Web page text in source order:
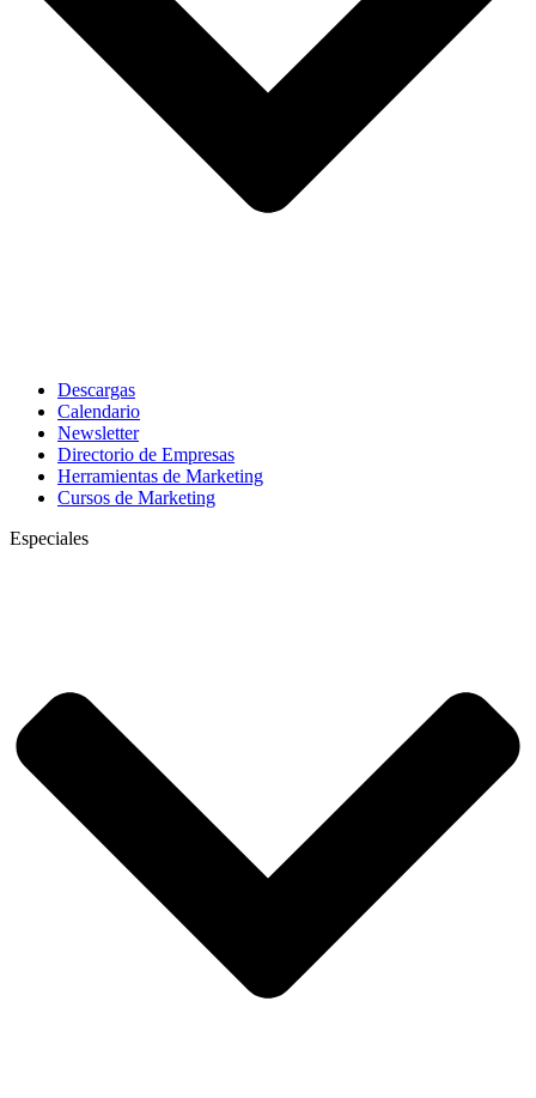
Descargas
Calendario
Newsletter
Directorio de Empresas
Herramientas de Marketing
Cursos de Marketing
Especiales